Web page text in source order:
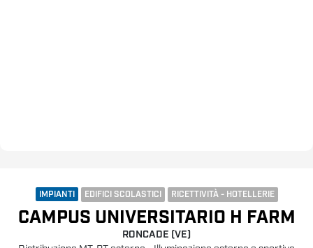
IMPIANTI EDIFICI SCOLASTICI RICETTIVITÀ - HOTELLERIE
CAMPUS UNIVERSITARIO H FARM
RONCADE (VE)